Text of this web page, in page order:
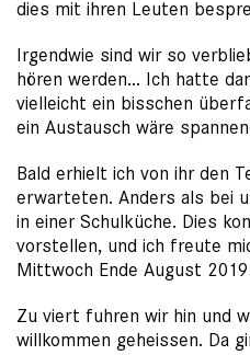
dies mit ihren Leuten
Irgendwie sind wir so
hören werden… Ich hatte
vielleicht ein bisschen
ein Austausch wäre
Bald erhielt ich von ihr den
erwarteten. Anders als bei
in einer Schulküche. Dies
vorstellen, und ich freute
Mittwoch Ende August
Zu viert fuhren wir hin und
willkommen geheissen. Da